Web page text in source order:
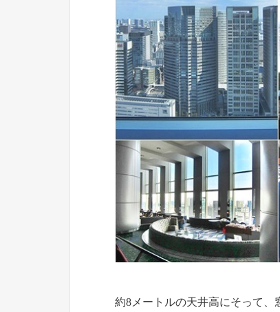
約8メートルの天井高にそって